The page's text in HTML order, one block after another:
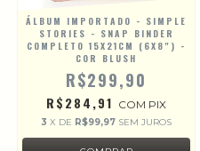
ÁLBUM IMPORTADO - SIMPLE
STORIES - SNAP BINDER
COMPLETO 15X21CM (6X8") -
COR BLUSH
R$299,90
R$284,91 COM PIX
3 X DE R$99,97 SEM JUROS